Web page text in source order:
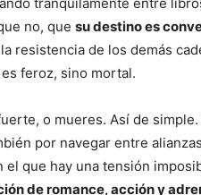
no, que su destino es
resistencia de los demás
feroz, sino mortal.
o mueres. Así de
por navegar entre
que hay una tensión
de romance, acción y